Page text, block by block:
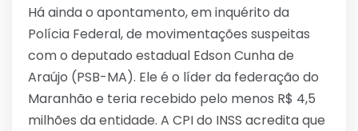
Há ainda o apontamento, em inquérito da
Polícia Federal, de movimentações suspeitas
com o deputado estadual Edson Cunha de
Araújo (PSB-MA). Ele é o líder da federação do
Maranhão e teria recebido pelo menos R$ 4,5
milhões da entidade. A CPI do INSS acredita que